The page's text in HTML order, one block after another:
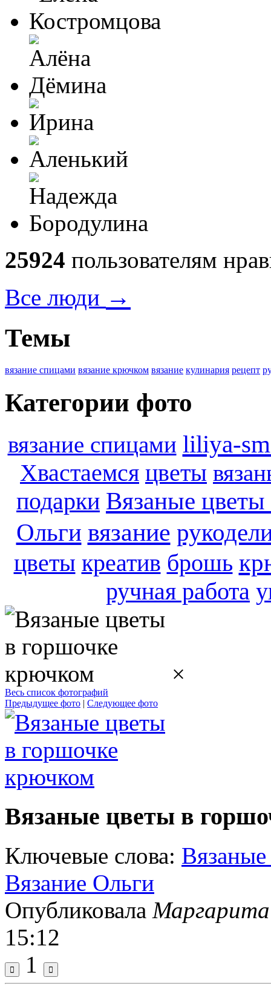
25924 пользователям
Все люди →
Темы
вязание спицами вязание крючком вязание кулинария рецепт
Категории фото
вязание спицами liliya-
Хвастаемся цветы
подарки Вязаные
Ольги вязание
цветы креатив брошь
ручная работа
×
Весь список фотографий
Предыдущее фото | Следующее фото
Вязаные цветы в
Ключевые слова:
Вязание Ольги
Опубликовала
15:12
1